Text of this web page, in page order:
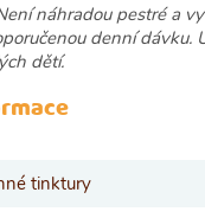
náhradou pestré a
denní dávku.
dětí.
tinktury